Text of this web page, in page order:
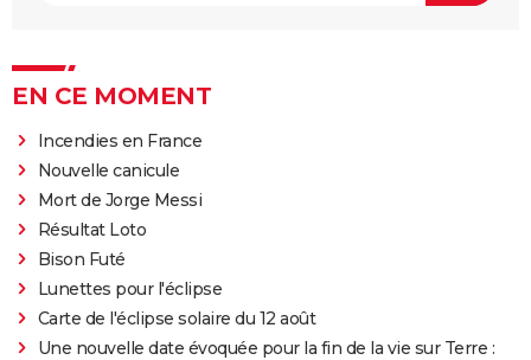
EN CE MOMENT
Incendies en France
Nouvelle canicule
Mort de Jorge Messi
Résultat Loto
Bison Futé
Lunettes pour l'éclipse
Carte de l'éclipse solaire du 12 août
Une nouvelle date évoquée pour la fin de la vie sur Terre :